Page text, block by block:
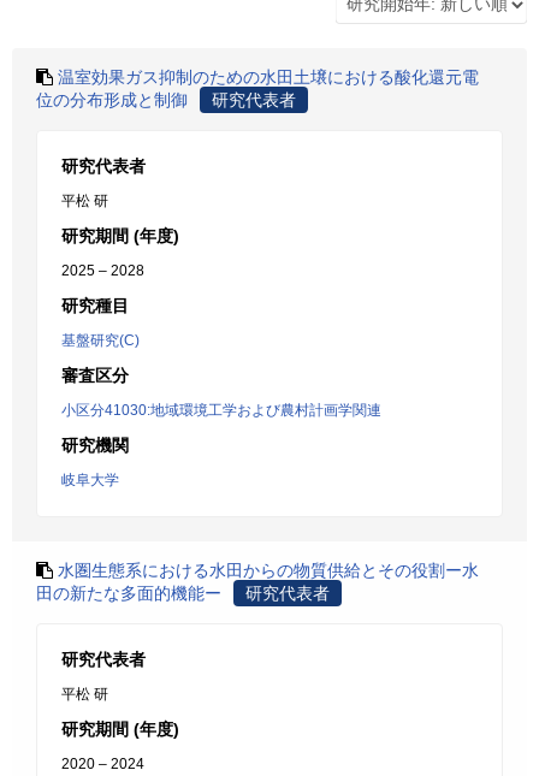
温室効果ガス抑制のための水田土壌における酸化還元電
位の分布形成と制御
研究代表者
研究代表者
平松 研
研究期間 (年度)
2025 – 2028
研究種目
基盤研究(C)
審査区分
小区分41030:地域環境工学および農村計画学関連
研究機関
岐阜大学
水圏生態系における水田からの物質供給とその役割ー水
田の新たな多面的機能ー
研究代表者
研究代表者
平松 研
研究期間 (年度)
2020 – 2024